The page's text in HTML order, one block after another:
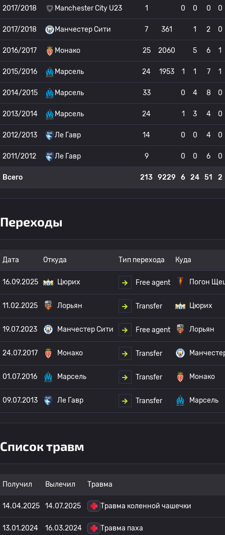
2017/2018 Manchester City U23 1 0 0 0 0
2017/2018 Манчестер Сити 7 361 1 2 0
2016/2017 Монако 25 2060 5 6 1
2015/2016 Марсель 24 1953 1 1 7 1
2014/2015 Марсель 33 0 4 8 0
2013/2014 Марсель 24 1 3 4 0
2012/2013 Ле Гавр 14 0 0 4 0
2011/2012 Ле Гавр 9 0 0 6 0
Всего 213 9229 6 24 51 2
Переходы
Дата Откуда Тип перехода Куда
16.09.2025 Цюрих Free agent Погон
11.02.2025 Лорьян Transfer Цюрих
19.07.2023 Манчестер Сити Free agent Лорьян
24.07.2017 Монако Transfer
01.07.2016 Марсель Transfer Монако
09.07.2013 Ле Гавр Transfer Марсель
Список травм
Получил Вылечил Травма
14.04.2025 14.07.2025 Травма коленной чашечки
13.01.2024 16.03.2024 Травма паха